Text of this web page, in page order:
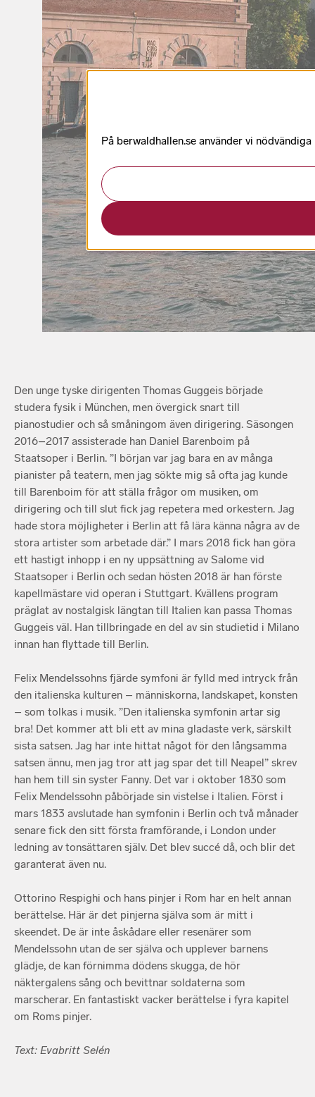
Den unge tyske dirigenten Thomas Guggeis började
studera fysik i München, men övergick snart till
pianostudier och så småningom även dirigering. Säsongen
2016–2017 assisterade han Daniel Barenboim på
Staatsoper i Berlin. ”I början var jag bara en av många
pianister på teatern, men jag sökte mig så ofta jag kunde
till Barenboim för att ställa frågor om musiken, om
dirigering och till slut fick jag repetera med orkestern. Jag
hade stora möjligheter i Berlin att få lära känna några av de
stora artister som arbetade där.” I mars 2018 fick han göra
ett hastigt inhopp i en ny uppsättning av Salome vid
Staatsoper i Berlin och sedan hösten 2018 är han förste
kapellmästare vid operan i Stuttgart. Kvällens program
präglat av nostalgisk längtan till Italien kan passa Thomas
Guggeis väl. Han tillbringade en del av sin studietid i Milano
innan han flyttade till Berlin.
Felix Mendelssohns fjärde symfoni är fylld med intryck från
den italienska kulturen – människorna, landskapet, konsten
– som tolkas i musik. ”Den italienska symfonin artar sig
bra! Det kommer att bli ett av mina gladaste verk, särskilt
sista satsen. Jag har inte hittat något för den långsamma
satsen ännu, men jag tror att jag spar det till Neapel” skrev
han hem till sin syster Fanny. Det var i oktober 1830 som
Felix Mendelssohn påbörjade sin vistelse i Italien. Först i
mars 1833 avslutade han symfonin i Berlin och två månader
senare fick den sitt första framförande, i London under
ledning av tonsättaren själv. Det blev succé då, och blir det
garanterat även nu.
Ottorino Respighi och hans pinjer i Rom har en helt annan
berättelse. Här är det pinjerna själva som är mitt i
skeendet. De är inte åskådare eller resenärer som
Mendelssohn utan de ser själva och upplever barnens
glädje, de kan förnimma dödens skugga, de hör
näktergalens sång och bevittnar soldaterna som
marscherar. En fantastiskt vacker berättelse i fyra kapitel
om Roms pinjer.
Text: Evabritt Selén
På berwaldhallen.se använder vi